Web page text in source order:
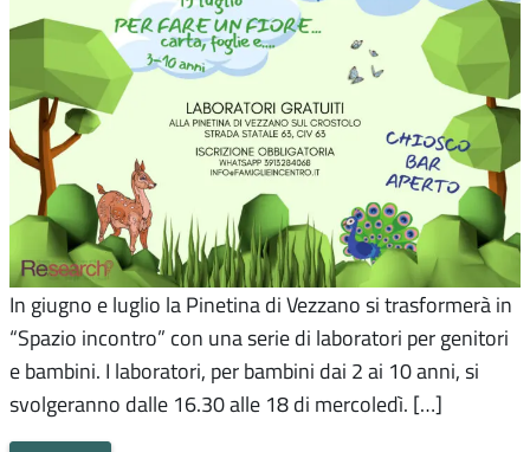
In giugno e luglio la Pinetina di Vezzano si trasformerà in
“Spazio incontro” con una serie di laboratori per genitori
e bambini. I laboratori, per bambini dai 2 ai 10 anni, si
svolgeranno dalle 16.30 alle 18 di mercoledì. […]